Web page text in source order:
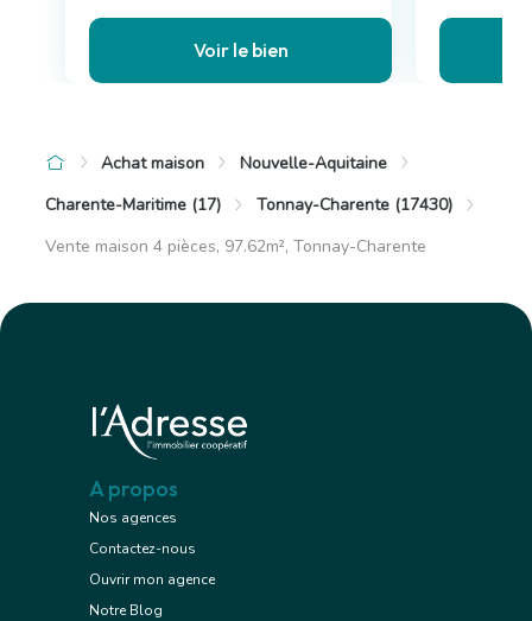
Voir le bien
Achat maison
Nouvelle-Aquitaine
Charente-Maritime (17)
Tonnay-Charente (17430)
Vente maison 4 pièces, 97.62m², Tonnay-Charente
A propos
Nos agences
Contactez-nous
Ouvrir mon agence
Notre Blog